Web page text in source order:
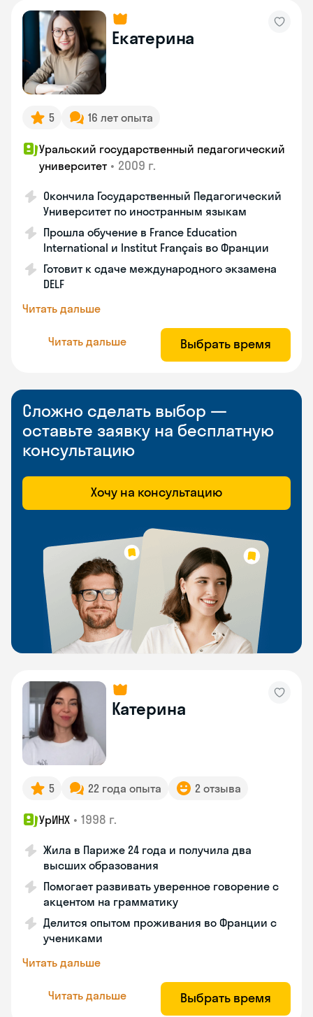
Екатерина
5 16 лет опыта
Уральский государственный педагогический
университет • 2009 г.
Окончила Государственный Педагогический
Университет по иностранным языкам
Прошла обучение в France Education
International и Institut Français во Франции
Готовит к сдаче международного экзамена
DELF
Читать дальше
Читать дальше Выбрать время
Сложно сделать выбор —
оставьте заявку на бесплатную
консультацию
Хочу на консультацию
Катерина
5 22 года опыта 2 отзыва
УрИНХ • 1998 г.
Жила в Париже 24 года и получила два
высших образования
Помогает развивать уверенное говорение с
акцентом на грамматику
Делится опытом проживания во Франции с
учениками
Читать дальше
Читать дальше Выбрать время